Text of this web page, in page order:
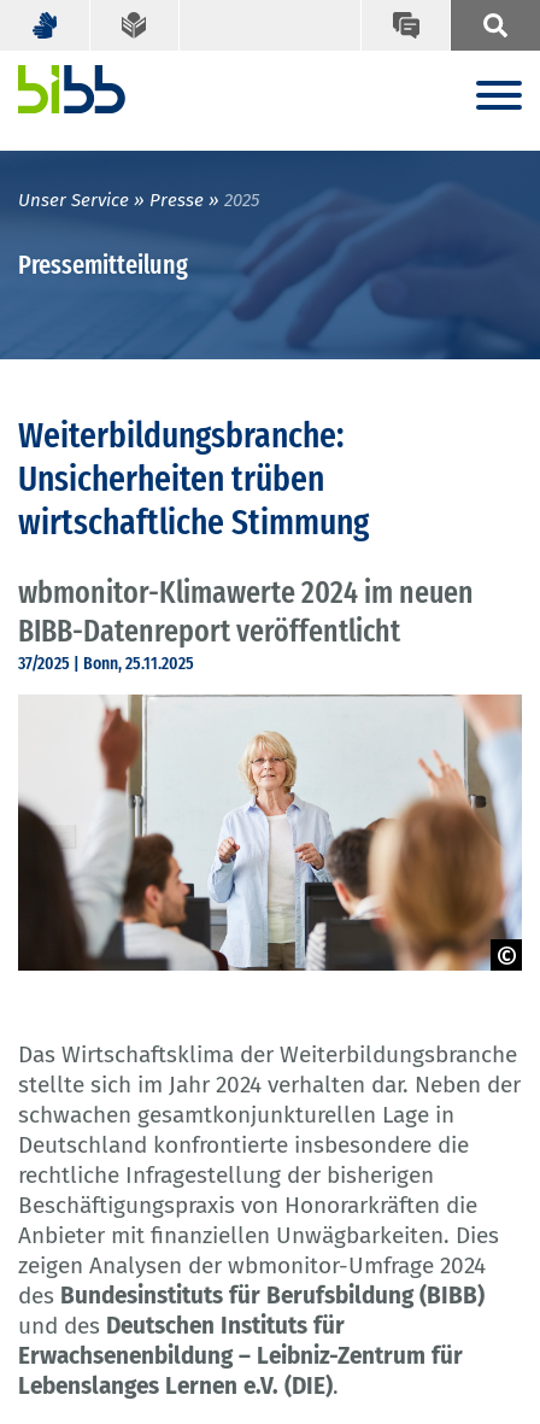
Unser Service Presse 2025
Pressemitteilung
Weiterbildungsbranche:
Unsicherheiten trüben
wirtschaftliche Stimmung
wbmonitor-Klimawerte 2024 im neuen
BIBB-Datenreport veröffentlicht
37/2025 | Bonn, 25.11.2025
Das Wirtschaftsklima der Weiterbildungsbranche
stellte sich im Jahr 2024 verhalten dar. Neben der
schwachen gesamtkonjunkturellen Lage in
Deutschland konfrontierte insbesondere die
rechtliche Infragestellung der bisherigen
Beschäftigungspraxis von Honorarkräften die
Anbieter mit finanziellen Unwägbarkeiten. Dies
zeigen Analysen der wbmonitor-Umfrage 2024
des Bundesinstituts für Berufsbildung (BIBB)
und des Deutschen Instituts für
Erwachsenenbildung – Leibniz-Zentrum für
Lebenslanges Lernen e.V. (DIE).